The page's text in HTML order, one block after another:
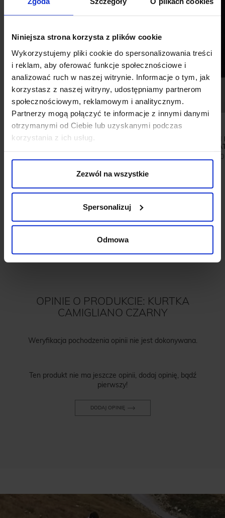
Niniejsza strona korzysta z plików cookie
Wykorzystujemy pliki cookie do spersonalizowania treści
i reklam, aby oferować funkcje społecznościowe i
analizować ruch w naszej witrynie. Informacje o tym, jak
korzystasz z naszej witryny, udostępniamy partnerom
społecznościowym, reklamowym i analitycznym.
Partnerzy mogą połączyć te informacje z innymi danymi
otrzymanymi od Ciebie lub uzyskanymi podczas
korzystania z ich usług.
Zezwól na wszystkie
Spersonalizuj
Odmowa
KOSZULA VELLETRI 00614 DŁUGI
449,00 zł
OPINIE O PRODUKCIE: KURTKA
CAMIGLIANO CZARNY
Weryfikacja pochodzenia opinii nie jest dokonywana.
Ten produkt nie ma jeszcze opinii, dodaj opinię, bądź
pierwszy!
DODAJ OPINIĘ